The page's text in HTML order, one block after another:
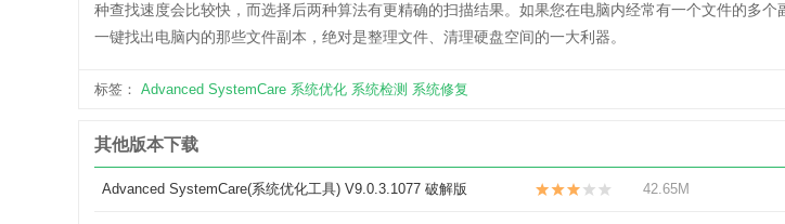
种查找速度会比较快，而选择后两种算法有更精确的扫描结果。如果您在电脑内经常有一个文件的多
一键找出电脑内的那些文件副本，绝对是整理文件、清理硬盘空间的一大利器。
标签： Advanced SystemCare 系统优化 系统检测 系统修复
其他版本下载
Advanced SystemCare(系统优化工具) V9.0.3.1077 破解版 42.65M